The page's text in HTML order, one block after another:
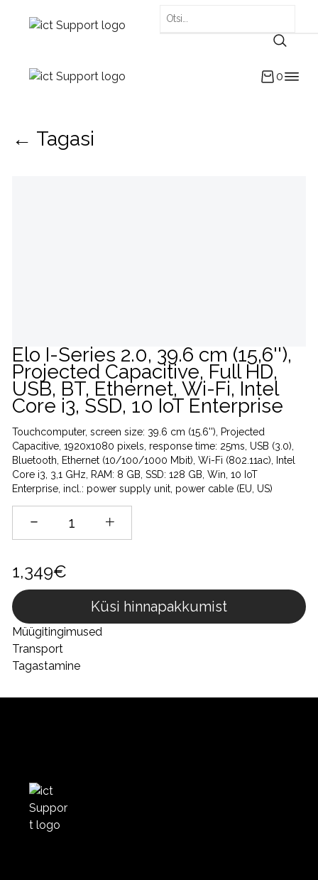
0
← Tagasi
Elo I-Series 2.0, 39.6 cm (15,6''),
Projected Capacitive, Full HD,
USB, BT, Ethernet, Wi-Fi, Intel
Core i3, SSD, 10 IoT Enterprise
Touchcomputer, screen size: 39.6 cm (15.6''), Projected
Capacitive, 1920x1080 pixels, response time: 25ms, USB (3.0),
Bluetooth, Ethernet (10/100/1000 Mbit), Wi-Fi (802.11ac), Intel
Core i3, 3,1 GHz, RAM: 8 GB, SSD: 128 GB, Win, 10 IoT
Enterprise, incl.: power supply unit, power cable (EU, US)
1,349€
Küsi hinnapakkumist
Müügitingimused
Transport
Tagastamine